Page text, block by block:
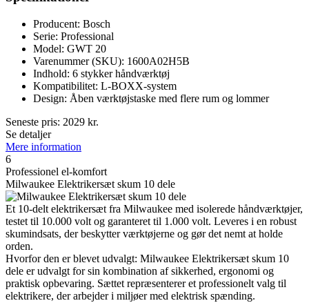
Producent: Bosch
Serie: Professional
Model: GWT 20
Varenummer (SKU): 1600A02H5B
Indhold: 6 stykker håndværktøj
Kompatibilitet: L-BOXX-system
Design: Åben værktøjstaske med flere rum og lommer
Seneste pris: 2029 kr.
Se detaljer
Mere information
6
Professionel el-komfort
Milwaukee Elektrikersæt skum 10 dele
Et 10-delt elektrikersæt fra Milwaukee med isolerede håndværktøjer,
testet til 10.000 volt og garanteret til 1.000 volt. Leveres i en robust
skumindsats, der beskytter værktøjerne og gør det nemt at holde
orden.
Hvorfor den er blevet udvalgt: Milwaukee Elektrikersæt skum 10
dele er udvalgt for sin kombination af sikkerhed, ergonomi og
praktisk opbevaring. Sættet repræsenterer et professionelt valg til
elektrikere, der arbejder i miljøer med elektrisk spænding.